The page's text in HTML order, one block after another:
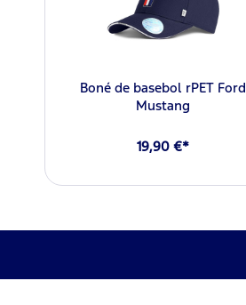
Boné de basebol rPET Ford
Mustang
19,90 €*